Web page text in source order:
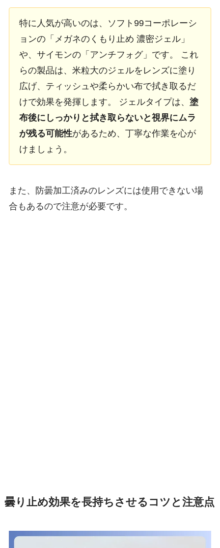
特に人気が高いのは、ソフト99コーポレーシ
ョンの「メガネのくもり止め 濃密ジェル」
や、サイモンの「アンチフォグ」です。 これ
らの製品は、米粒大のジェルをレンズに塗り
広げ、ティッシュや柔らかい布で拭き取るだ
けで効果を発揮します。 ジェルタイプは、 塗
布後にしっかりと拭き取らないと視界にムラ
が残る可能性があるため、丁寧な作業を心が
けましょう。
また、防曇加工済みのレンズには使用できない場
合もあるので注意が必要です。
曇り止め効果を長持ちさせるコツと注意点